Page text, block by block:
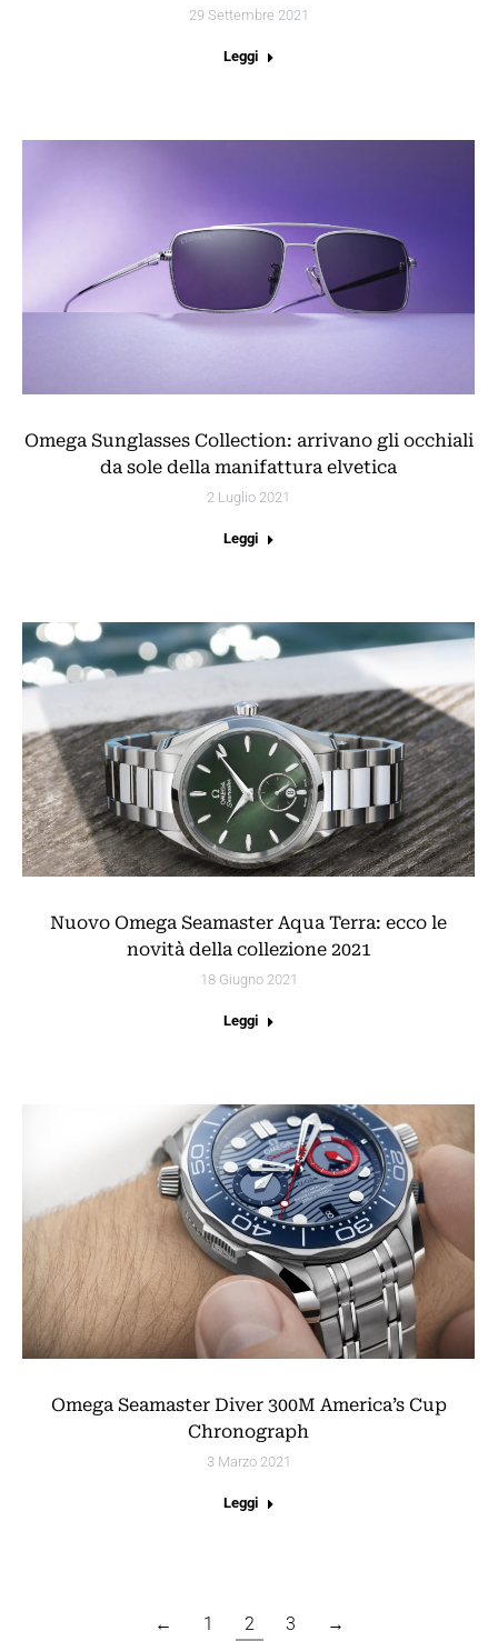
29 Settembre 2021
Leggi
Omega Sunglasses Collection: arrivano gli occhiali
da sole della manifattura elvetica
2 Luglio 2021
Leggi
Nuovo Omega Seamaster Aqua Terra: ecco le
novità della collezione 2021
18 Giugno 2021
Leggi
Omega Seamaster Diver 300M America’s Cup
Chronograph
3 Marzo 2021
Leggi
← 1 2 3 →